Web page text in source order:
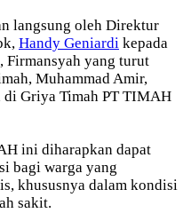
langsung oleh Direktur
Handy Geniardi kepada
Firmansyah yang turut
Muhammad Amir,
di Griya Timah PT TIMAH
ini diharapkan dapat
bagi warga yang
khususnya dalam kondisi
sakit.